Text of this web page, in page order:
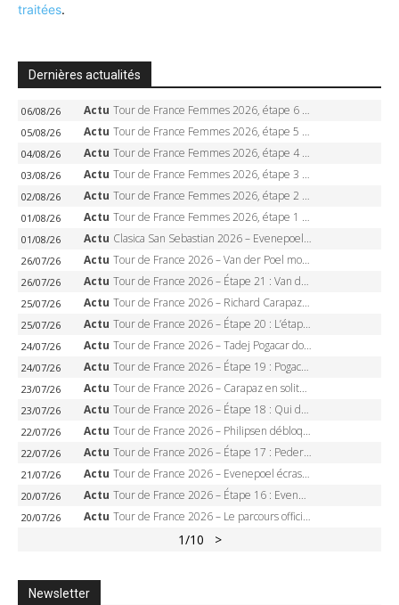
traitées.
Dernières actualités
06/08/26 Actu Tour de France Femmes 2026, étape 6 – Kim Le Court-Pienaar gagne à Tournon, Reusser en jaune
05/08/26 Actu Tour de France Femmes 2026, étape 5 – Demi Vollering gagne à Belleville, Reusser en jaune, Ferrand-Prévot coule
04/08/26 Actu Tour de France Femmes 2026, étape 4 – Marlen Reusser écrase le chrono, Ferrand-Prévot en crise
03/08/26 Actu Tour de France Femmes 2026, étape 3 – Sigrid Haugset en solitaire, 88 km d’échappée, maillot jaune
02/08/26 Actu Tour de France Femmes 2026, étape 2 – Lorena Wiebes doublé à Genève, Markus héroïque, 7e record
01/08/26 Actu Tour de France Femmes 2026, étape 1 – Lorena Wiebes intouchable à Lausanne, premier maillot jaune
01/08/26 Actu Clasica San Sebastian 2026 – Evenepoel recordman, 4e victoire, Carapaz battu au sprint
26/07/26 Actu Tour de France 2026 – Van der Poel monumental à Paris, Pogacar égale le record des cinq sacres
26/07/26 Actu Tour de France 2026 – Étape 21 : Van der Poel, Pogacar, qui succédera à Wout van Aert sur les Champs-Elysées ?
25/07/26 Actu Tour de France 2026 – Richard Carapaz roi des Alpes, doublé et maillot à pois, Seixas perd le podium
25/07/26 Actu Tour de France 2026 – Étape 20 : L’étape reine, Galibier, Sarenne, Alpe d’Huez, qui succédera à Pogacar ?
24/07/26 Actu Tour de France 2026 – Tadej Pogacar dompte l’Alpe d’Huez, 5e victoire, record de Pantani pulvérisé
24/07/26 Actu Tour de France 2026 – Étape 19 : Pogacar peut-il enfin dompter l’Alpe d’Huez ?
23/07/26 Actu Tour de France 2026 – Carapaz en solitaire à Orcières-Merlette, Paret-Peintre à un point du maillot à pois
23/07/26 Actu Tour de France 2026 – Étape 18 : Qui domptera Orcières-Merlette, première marche vers l’Alpe d’Huez ?
22/07/26 Actu Tour de France 2026 – Philipsen débloque son compteur à Voiron, Pedersen en danger pour le maillot vert
22/07/26 Actu Tour de France 2026 – Étape 17 : Pedersen peut-il verrouiller le maillot vert à Voiron ?
21/07/26 Actu Tour de France 2026 – Evenepoel écrase le chrono d’Évian, Seixas 4e, Lipowitz abandonne
20/07/26 Actu Tour de France 2026 – Étape 16 : Evenepoel, Pogacar, Ganna… qui domptera le chrono d’Évian pour redessiner le podium ?
20/07/26 Actu Tour de France 2026 – Le parcours officiel complet : 21 étapes, profils, carte et dates
1/10 >
Newsletter